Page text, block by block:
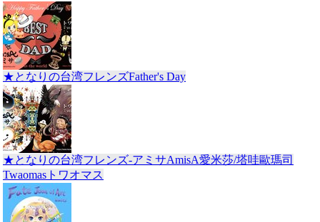
★となりの台湾フレンズFather's Day
★となりの台湾フレンズ-アミサAmisA愛米莎/塔哇歐瑪司
Twaomasトワオマス